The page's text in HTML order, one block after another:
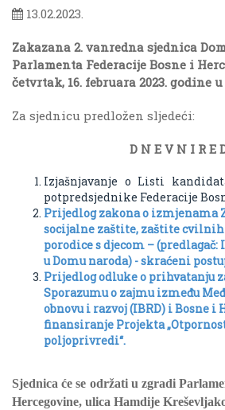
13.02.2023.
Zakazana 2. vanredna sjednica
Parlamenta Federacije Bosne i
četvrtak, 16. februara 2023. godine u
Za sjednicu predložen sljedeći:
D N E V N I R E
Izjašnjavanje o Listi
potpredsjednike Federacije
Prijedlog zakona o izmjenama
socijalne zaštite, zaštite
porodice s djecom –
u Domu naroda) - skraćeni
Prijedlog odluke o prihvatanju
Sporazumu o zajmu između
obnovu i razvoj (IBRD) i Bosne i
finansiranje Projekta
poljoprivredi“.
Sjednica će se održati u zgradi
Hercegovine, ulica Hamdije